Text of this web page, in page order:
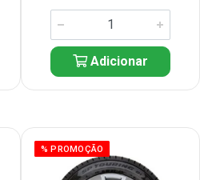
Adicionar
% PROMOÇÃO